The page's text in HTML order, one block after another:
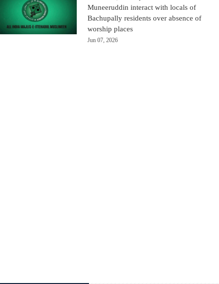
Muneeruddin interact with locals of
Bachupally residents over absence of
worship places
Jun 07, 2026